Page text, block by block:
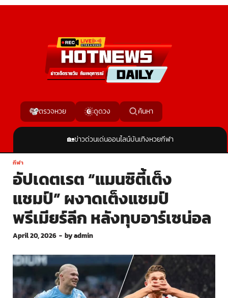
ตรวจหวย ดูดวง ค้นหา
🏡ข่าวด่วนเด่นออนไลน์บันเทิงหวยกีฬา
กีฬา
อัปเดตเรต “แมนซิตี้เต็ง
แชมป์” ผงาดเต็งแชมป์
พรีเมียร์ลีก หลังทุบอาร์เซน่อล
April 20, 2026 - byadmin